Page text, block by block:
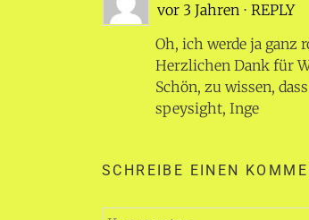
vor 3 Jahren ⋅ REPLY
Oh, ich werde ja ganz
Herzlichen Dank für
Schön, zu wissen,
speysight, Inge
SCHREIBE EINEN